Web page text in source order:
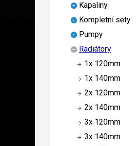
Kapaliny
Kompletní sety
Pumpy
Radiátory
1x 120mm
1x 140mm
2x 120mm
2x 140mm
3x 120mm
3x 140mm